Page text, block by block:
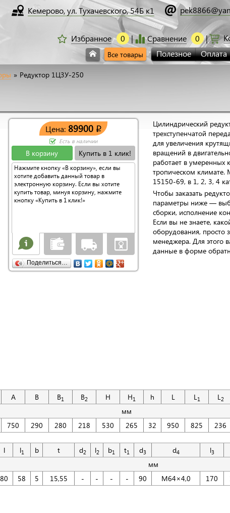
Кемерово, ул. Тухачевского, 54Б к1
Сравнение 0
Избранное
0
Полезное
Оплата
Все товары
» Редуктор 1Ц3У-250
Цена: 89900 q
Есть в наличии
В корзину Купить в 1 клик!
Нажмите кнопку «В корзину», если вы
хотите добавить данный товар в
электронную корзину. Если вы хотите
купить товар, минуя корзину, нажмите
кнопку «Купить в 1 клик!»
Поделиться…
Цилиндрический
трехступенчатой
для увеличения
вращений в
работает в умеренных
тропическом климате.
15150-69, в 1, 2, 3, 4
Чтобы заказать
параметры ниже —
сборки, исполнение
Если вы не знаете,
оборудования, просто
менеджера. Для этого
данные в форме
A B B1 B2 H H1 h L L1 L2
мм
750 290 280 218 530 265 32 950 825 236
l l1 b t d2 l2 b1 t1 d3 d4 l3
мм
80 58 5 15,55 - - - - 90 M64×4,0 170